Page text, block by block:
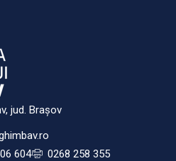
jud. Brașov
604 0268 258 355